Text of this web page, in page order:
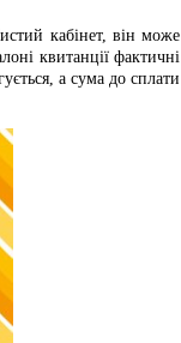
кабінет, він може
квитанції фактичні
а сума до сплати